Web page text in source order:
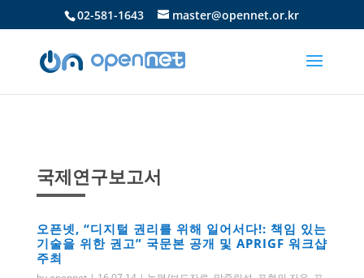
02-581-1643 master@opennet.or.kr
국제연구보고서
오픈넷, “디지털 권리를 위해 일어서다!: 책임 있는
기술을 위한 권고” 국문본 공개 및 APRIGF 워크샵
주최